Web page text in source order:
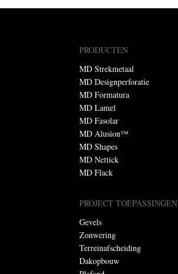
PRODUCTEN
MD Strekmetaal
MD Designperforatie
MD Formatura
MD Lamel
MD Fasolar
MD Alusion™
MD Shapes
MD Nettick
MD Flack
PROJECT TOEPASSINGEN
Gevels
Zonwering
Terreinafscheiding
Dakopbouw